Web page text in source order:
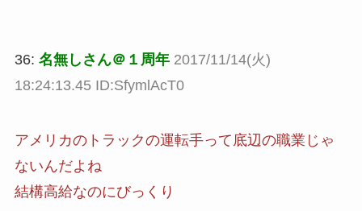
36: 名無しさん＠１周年 2017/11/14(火)
18:24:13.45 ID:SfymlAcT0
アメリカのトラックの運転手って底辺の職業じゃ
ないんだよね
結構高給なのにびっくり